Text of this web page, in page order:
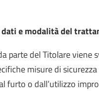
e modalità del
parte del Titolare
misure di
furto o dall’utilizzo